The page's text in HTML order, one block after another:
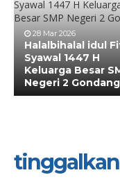
28 Mar 2026
Halalbihalal idul
Syawal 1447 H
Keluarga Besar
Negeri 2 Gondang